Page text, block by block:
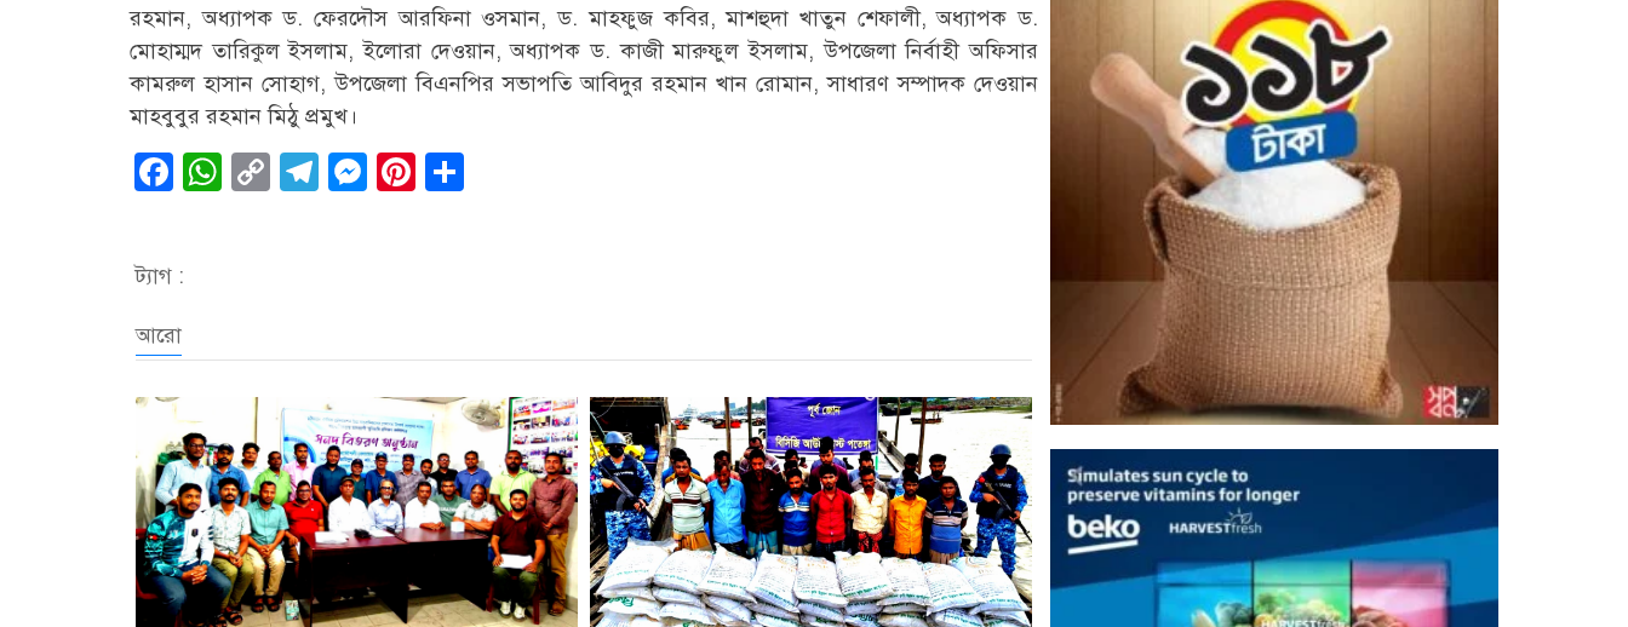
রহমান, অধ্যাপক ড. ফেরদৌস আরফিনা ওসমান, ড. মাহফুজ কবির, মাশহুদা খাতুন শেফালী, অধ্যাপক ড.
মোহাম্মদ তারিকুল ইসলাম, ইলোরা দেওয়ান, অধ্যাপক ড. কাজী মারুফুল ইসলাম, উপজেলা নির্বাহী অফিসার
কামরুল হাসান সোহাগ, উপজেলা বিএনপির সভাপতি আবিদুর রহমান খান রোমান, সাধারণ সম্পাদক দেওয়ান
মাহবুবুর রহমান মিঠু প্রমুখ।
Facebook
WhatsApp
CopyTelegram
Messenger
Pinterest
ট্যাগ :
আরো